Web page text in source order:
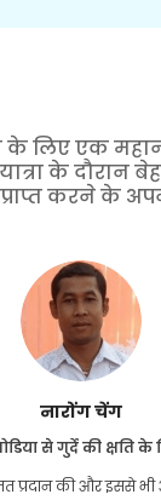
के लिए एक
के दौरान
प्राप्त करने के
शांधा दास
के लिए
की शानदार टीम को